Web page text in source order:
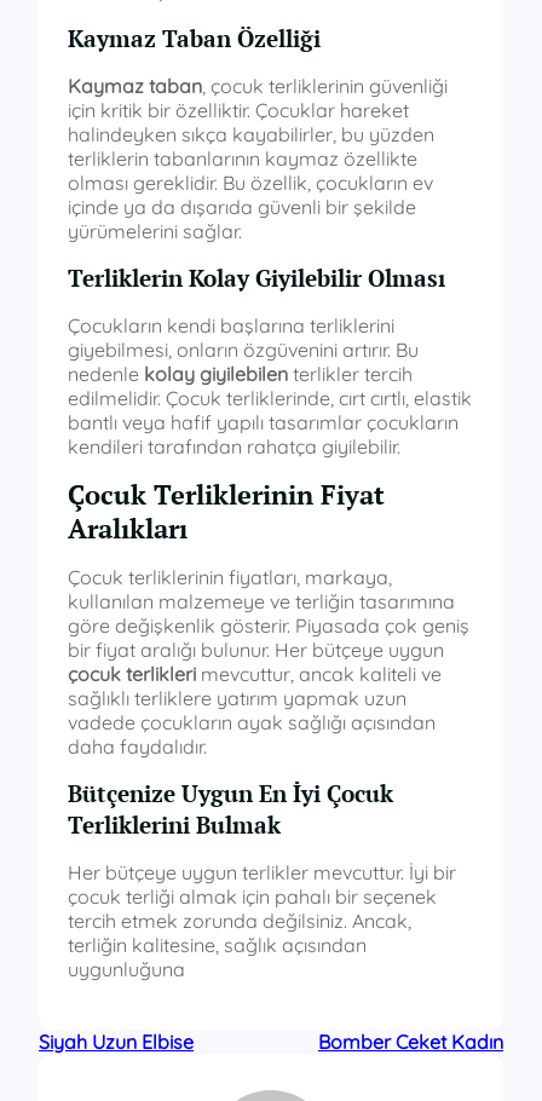
Kaymaz Taban Özelliği
Kaymaz taban , çocuk terliklerinin güvenliği
için kritik bir özelliktir. Çocuklar hareket
halindeyken sıkça kayabilirler, bu yüzden
terliklerin tabanlarının kaymaz özellikte
olması gereklidir. Bu özellik, çocukların ev
içinde ya da dışarıda güvenli bir şekilde
yürümelerini sağlar.
Terliklerin Kolay Giyilebilir Olması
Çocukların kendi başlarına terliklerini
giyebilmesi, onların özgüvenini artırır. Bu
nedenle kolay giyilebilen terlikler tercih
edilmelidir. Çocuk terliklerinde, cırt cırtlı, elastik
bantlı veya hafif yapılı tasarımlar çocukların
kendileri tarafından rahatça giyilebilir.
Çocuk Terliklerinin Fiyat
Aralıkları
Çocuk terliklerinin fiyatları, markaya,
kullanılan malzemeye ve terliğin tasarımına
göre değişkenlik gösterir. Piyasada çok geniş
bir fiyat aralığı bulunur. Her bütçeye uygun
çocuk terlikleri mevcuttur, ancak kaliteli ve
sağlıklı terliklere yatırım yapmak uzun
vadede çocukların ayak sağlığı açısından
daha faydalıdır.
Bütçenize Uygun En İyi Çocuk
Terliklerini Bulmak
Her bütçeye uygun terlikler mevcuttur. İyi bir
çocuk terliği almak için pahalı bir seçenek
tercih etmek zorunda değilsiniz. Ancak,
terliğin kalitesine, sağlık açısından
uygunluğuna
Siyah Uzun Elbise Bomber Ceket Kadın